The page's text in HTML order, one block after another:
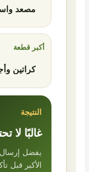
أكبر قطعة
النتيجة
غالبًا لا
يفضل
الأكبر قبل